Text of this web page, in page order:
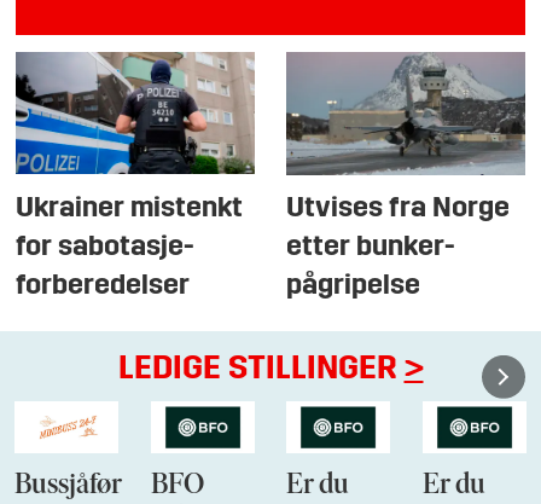
Ukrainer mistenkt
for sabotasje-
forberedelser
Utvises fra Norge
etter bunker-
pågripelse
LEDIGE STILLINGER >
Bussjåfør
BFO
Er du
Er du